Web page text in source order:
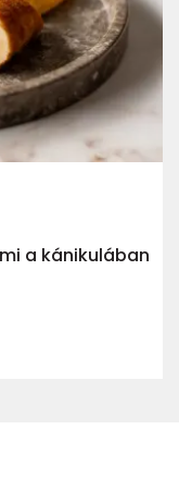
a kánikulában